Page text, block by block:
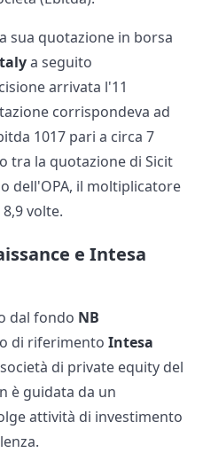
sua quotazione in borsa
a seguito
arrivata l'11
corrispondeva ad
1017 pari a circa 7
tra la quotazione di Sicit
dell'OPA, il moltiplicatore
volte.
e Intesa
dal fondo NB
di riferimento Intesa
di private equity del
è guidata da un
attività di investimento